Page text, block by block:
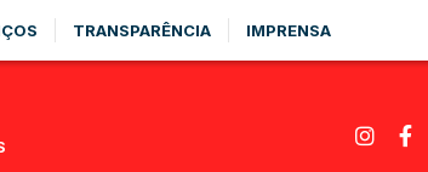
TRANSPARÊNCIA IMPRENSA